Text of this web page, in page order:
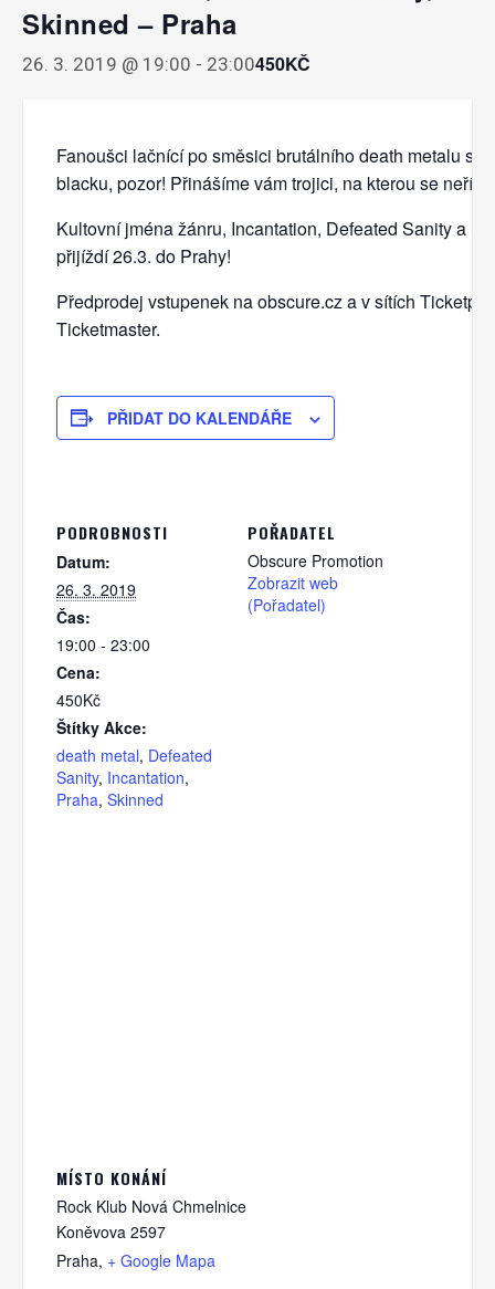
Skinned – Praha
26. 3. 2019 @ 19:00 - 23:00450KČ
Fanoušci lačnící po směsici brutálního death metalu se
blacku, pozor! Přinášíme vám trojici, na kterou se
Kultovní jména žánru, Incantation, Defeated Sanity a
přijíždí 26.3. do Prahy!
Předprodej vstupenek na obscure.cz a v sítích
Ticketmaster.
PŘIDAT DO KALENDÁŘE
PODROBNOSTI
Datum:
26. 3. 2019
Čas:
19:00 - 23:00
Cena:
450Kč
Štítky Akce:
death metal, Defeated
Sanity, Incantation,
Praha, Skinned
POŘADATEL
Obscure Promotion
Zobrazit web
(Pořadatel)
MÍSTO KONÁNÍ
Rock Klub Nová Chmelnice
Koněvova 2597
Praha, + Google Mapa